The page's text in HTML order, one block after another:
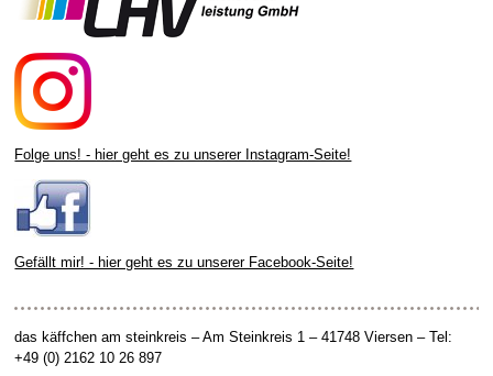
Folge uns! - hier geht es zu unserer Instagram-Seite!
Gefällt mir! - hier geht es zu unserer Facebook-Seite!
das käffchen am steinkreis – Am Steinkreis 1 – 41748 Viersen – Tel:
+49 (0) 2162 10 26 897